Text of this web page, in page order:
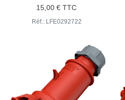
15,00 € TTC
Réf.: LFE0292722